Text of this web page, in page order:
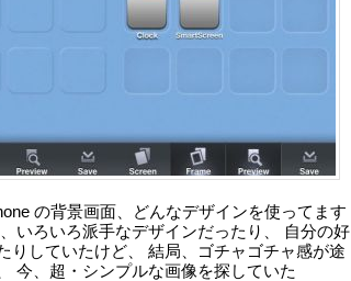
の背景画面、どんなデザインを使ってます
いろいろ派手なデザインだったり、 自分の好
りしていたけど、 結局、ゴチャゴチャ感が途
今、超・シンプルな画像を探していた